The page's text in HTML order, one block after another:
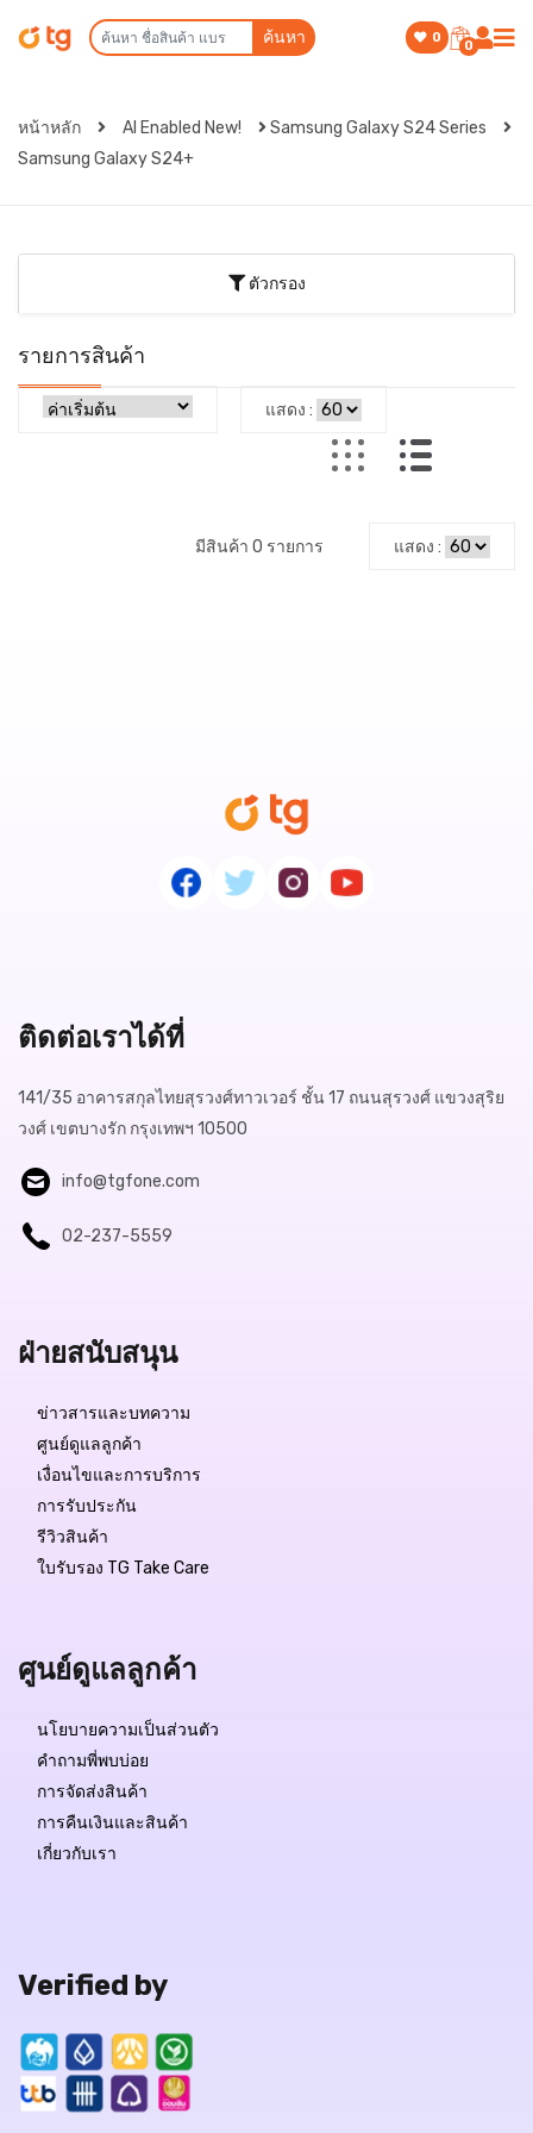
ค้นหา 0
0
หน้าหลัก AI Enabled New!
Samsung Galaxy S24 Series
Samsung Galaxy S24+
ตัวกรอง
รายการสินค้า
แสดง :
มีสินค้า 0 รายการ แสดง :
ติดต่อเราได้ที่
141/35 อาคารสกุลไทยสุรวงศ์ทาวเวอร์ ชั้น 17 ถนนสุรวงศ์ แขวงสุริย
วงศ์ เขตบางรัก กรุงเทพฯ 10500
info@tgfone.com
02-237-5559
ฝ่ายสนับสนุน
ข่าวสารและบทความ
ศูนย์ดูแลลูกค้า
เงื่อนไขและการบริการ
การรับประกัน
รีวิวสินค้า
ใบรับรอง TG Take Care
ศูนย์ดูแลลูกค้า
นโยบายความเป็นส่วนตัว
คำถามพี่พบบ่อย
การจัดส่งสินค้า
การคืนเงินและสินค้า
เกี่ยวกับเรา
Verified by